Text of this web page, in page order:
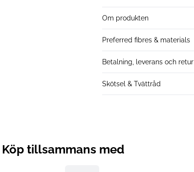
Om produkten
Preferred fibres & materials
Betalning, leverans och retur
Skötsel & Tvättråd
Köp tillsammans med